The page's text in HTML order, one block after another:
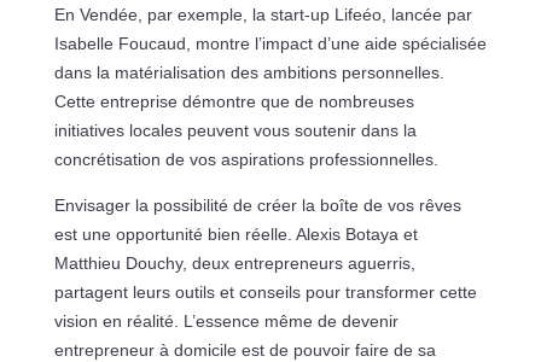
En Vendée, par exemple, la start-up Lifeéo, lancée par
Isabelle Foucaud, montre l’impact d’une aide spécialisée
dans la matérialisation des ambitions personnelles.
Cette entreprise démontre que de nombreuses
initiatives locales peuvent vous soutenir dans la
concrétisation de vos aspirations professionnelles.
Envisager la possibilité de créer la boîte de vos rêves
est une opportunité bien réelle. Alexis Botaya et
Matthieu Douchy, deux entrepreneurs aguerris,
partagent leurs outils et conseils pour transformer cette
vision en réalité. L’essence même de devenir
entrepreneur à domicile est de pouvoir faire de sa